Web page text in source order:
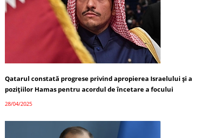
Qatarul constată progrese privind apropierea Israelului și a
pozițiilor Hamas pentru acordul de încetare a focului
28/04/2025